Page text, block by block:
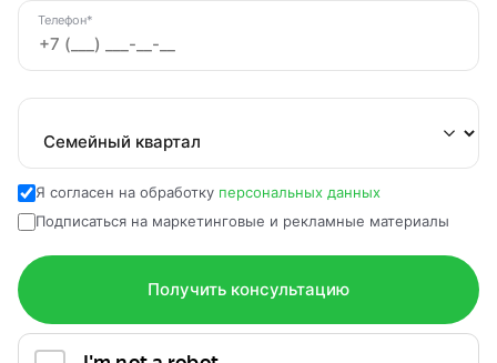
Телефон*
Я согласен на обработку персональных данных
Подписаться на маркетинговые и рекламные материалы
Получить консультацию